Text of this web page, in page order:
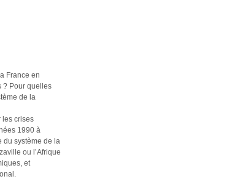
France en
? Pour quelles
de la
les crises
1990 à
du système de la
ou l’Afrique
et